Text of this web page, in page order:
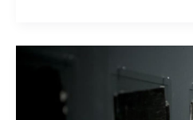
Sergej